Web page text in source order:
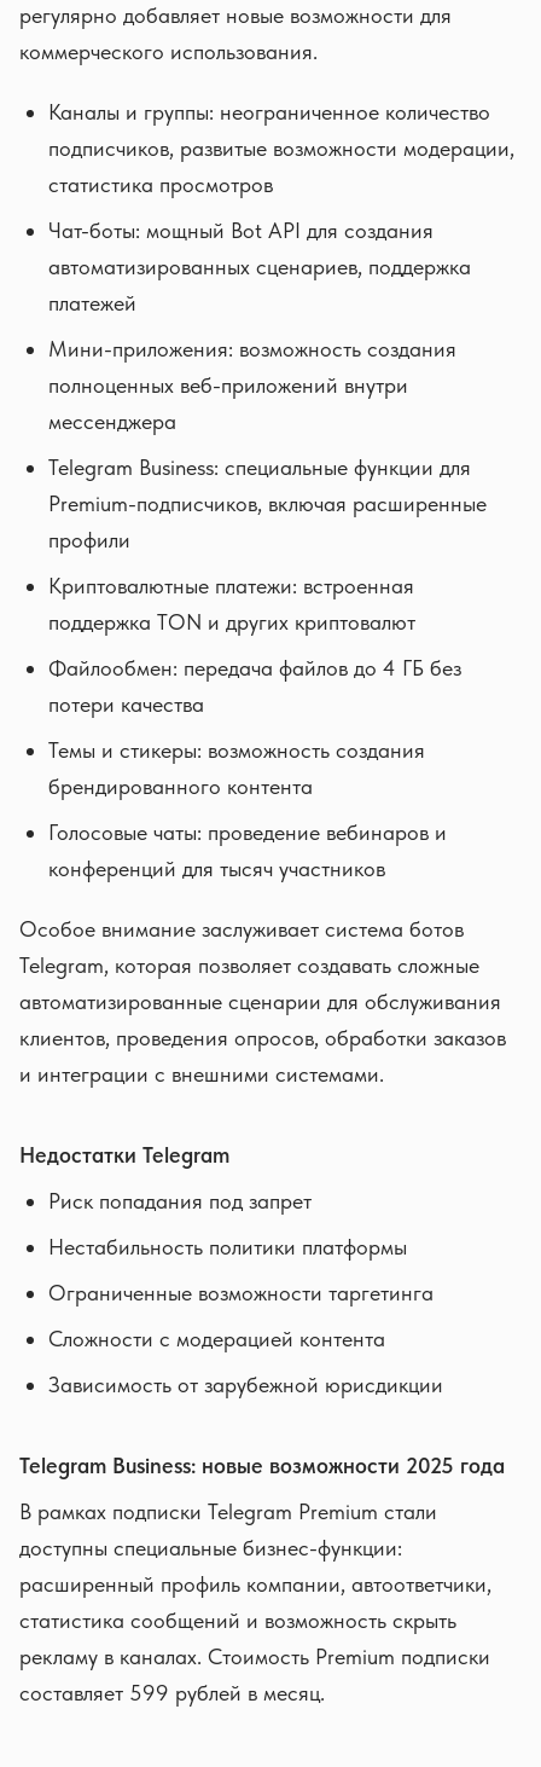
регулярно добавляет новые возможности для
коммерческого использования.
Каналы и группы: неограниченное количество
подписчиков, развитые возможности модерации,
статистика просмотров
Чат-боты: мощный Bot API для создания
автоматизированных сценариев, поддержка
платежей
Мини-приложения: возможность создания
полноценных веб-приложений внутри
мессенджера
Telegram Business: специальные функции для
Premium-подписчиков, включая расширенные
профили
Криптовалютные платежи: встроенная
поддержка TON и других криптовалют
Файлообмен: передача файлов до 4 ГБ без
потери качества
Темы и стикеры: возможность создания
брендированного контента
Голосовые чаты: проведение вебинаров и
конференций для тысяч участников
Особое внимание заслуживает система ботов
Telegram, которая позволяет создавать сложные
автоматизированные сценарии для обслуживания
клиентов, проведения опросов, обработки заказов
и интеграции с внешними системами.
Недостатки Telegram
Риск попадания под запрет
Нестабильность политики платформы
Ограниченные возможности таргетинга
Сложности с модерацией контента
Зависимость от зарубежной юрисдикции
Telegram Business: новые возможности 2025 года
В рамках подписки Telegram Premium стали
доступны специальные бизнес-функции:
расширенный профиль компании, автоответчики,
статистика сообщений и возможность скрыть
рекламу в каналах. Стоимость Premium подписки
составляет 599 рублей в месяц.